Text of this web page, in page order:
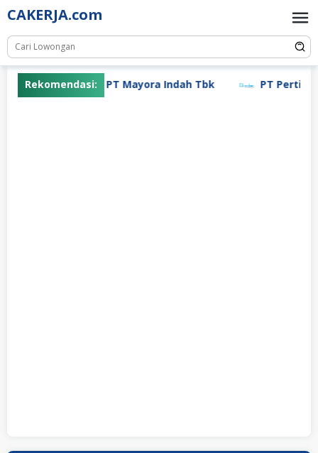
Skip
to
content
CAKERJA.com
Rekomendasi:PT Mayora Indah Tbk PT Pertiwi